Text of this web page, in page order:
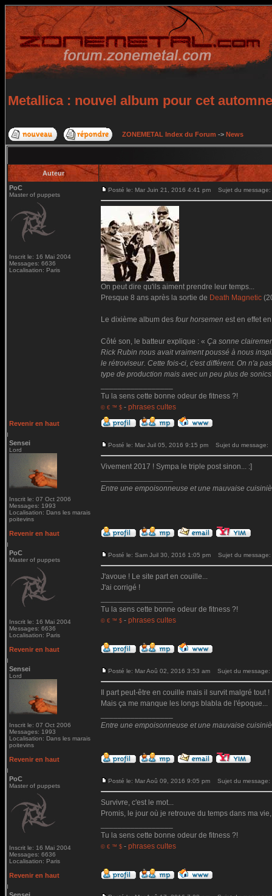
Metallica : nouvel album pour cet automne
ZONEMETAL Index du Forum -> News
Auteur
PoC
Master of puppets
Inscrit le: 16 Mai 2004
Messages: 6636
Localisation: Paris
Posté le: Mar Juin 21, 2016 4:41 pm Sujet du message:
On peut dire qu'ils aiment prendre leur temps...
Presque 8 ans après la sortie de Death Magnetic
Le dixième album des four horsemen est en effet
Côté son, le batteur explique : « Ça sonne
Rick Rubin nous avait vraiment poussé à nous
le rétroviseur. Cette fois-ci, c'est différent. On n'a
type de production mais avec un peu plus de
Tu la sens cette bonne odeur de fitness ?!
© € ™ $ - phrases cultes
Revenir en haut
Sensei
Lord
Inscrit le: 07 Oct 2006
Messages: 1993
Localisation: Dans les marais
poitevins
Posté le: Mar Juil 05, 2016 9:15 pm Sujet du message:
Vivement 2017 ! Sympa le triple post sinon... :]
Entre une empoisonneuse et une mauvaise
Revenir en haut
PoC
Master of puppets
Inscrit le: 16 Mai 2004
Messages: 6636
Localisation: Paris
Posté le: Sam Juil 30, 2016 1:05 pm Sujet du message:
J'avoue ! Le site part en couille...
J'ai corrigé !
Tu la sens cette bonne odeur de fitness ?!
© € ™ $ - phrases cultes
Revenir en haut
Sensei
Lord
Inscrit le: 07 Oct 2006
Messages: 1993
Localisation: Dans les marais
poitevins
Posté le: Mar Aoû 02, 2016 3:53 am Sujet du message:
Il part peut-être en couille mais il survit malgré tout !
Mais ça me manque les longs blabla de l'époque...
Entre une empoisonneuse et une mauvaise
Revenir en haut
PoC
Master of puppets
Inscrit le: 16 Mai 2004
Messages: 6636
Localisation: Paris
Posté le: Mar Aoû 09, 2016 9:05 pm Sujet du message:
Survivre, c'est le mot...
Promis, le jour où je retrouve du temps dans ma
Tu la sens cette bonne odeur de fitness ?!
© € ™ $ - phrases cultes
Revenir en haut